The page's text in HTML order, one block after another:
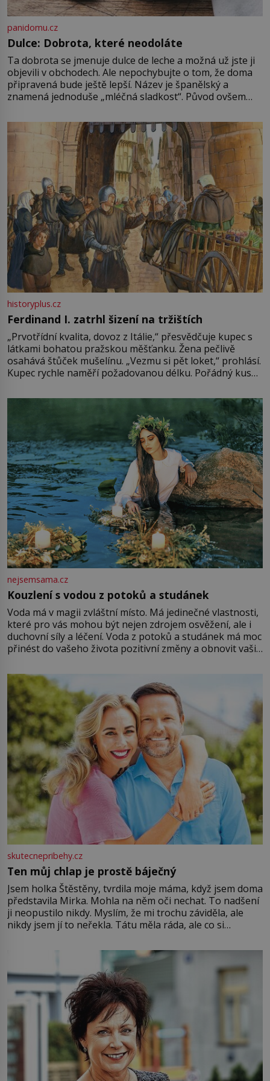
panidomu.cz
Dulce: Dobrota, které neodoláte
Ta dobrota se jmenuje dulce de leche a možná už jste ji
objevili v obchodech. Ale nepochybujte o tom, že doma
připravená bude ještě lepší. Název je španělský a
znamená jednoduše „mléčná sladkost“. Původ ovšem
pře hned několik latinskoamerických zemí a k tomu
Francie, kde se traduje,
historyplus.cz
Ferdinand I. zatrhl šizení na tržištích
„Prvotřídní kvalita, dovoz z Itálie,“ přesvědčuje kupec s
látkami bohatou pražskou měšťanku. Žena pečlivě
osahává štůček mušelínu. „Vezmu si pět loket,“ prohlásí.
Kupec rychle naměří požadovanou délku. Pořádný kus
milostpaní. Stačí jenom na sukni,“ zhodnotí švadlena
množství růžového mušelínu. „Ošidili vás, podívejte.“
Vezme do ruky dřevěnou
nejsemsama.cz
Kouzlení s vodou z potoků a studánek
Voda má v magii zvláštní místo. Má jedinečné vlastnosti,
které pro vás mohou být nejen zdrojem osvěžení, ale i
duchovní síly a léčení. Voda z potoků a studánek má moc
přinést do vašeho života pozitivní změny a obnovit vaši
můžete obohatit své rituály a přinést do svého života
větší harmonii a klid. Je důležité
skutecnepribehy.cz
Ten můj chlap je prostě báječný
Jsem holka Štěstěny, tvrdila moje máma, když jsem doma
představila Mirka. Mohla na něm oči nechat. To nadšení
ji neopustilo nikdy. Myslím, že mi trochu záviděla, ale
nikdy jsem jí to neřekla. Tátu měla ráda, ale co si
Jsme spolu moc rádi Tehdy byla jiná doba, když